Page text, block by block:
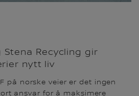
Stena Recycling gir
nytt liv
på norske veier er det ingen
ansvar for å maksimere